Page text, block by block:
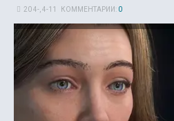
20 4-, 4-11 КОММЕНТАРИИ: 0